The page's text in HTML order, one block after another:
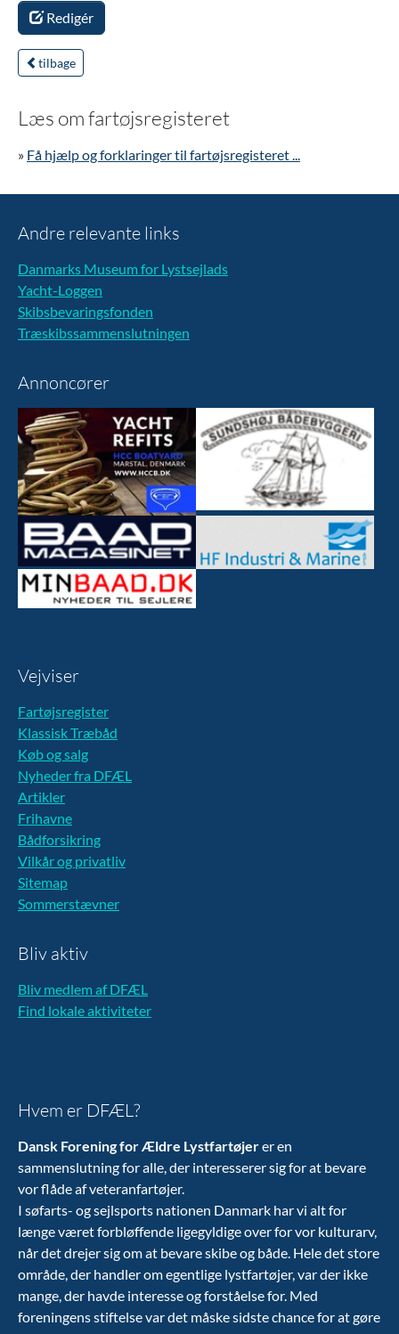
Redigér
tilbage
Læs om fartøjsregisteret
» Få hjælp og forklaringer til fartøjsregisteret ...
Andre relevante links
Danmarks Museum for Lystsejlads
Yacht-Loggen
Skibsbevaringsfonden
Træskibssammenslutningen
Annoncører
Vejviser
Fartøjsregister
Klassisk Træbåd
Køb og salg
Nyheder fra DFÆL
Artikler
Frihavne
Bådforsikring
Vilkår og privatliv
Sitemap
Sommerstævner
Bliv aktiv
Bliv medlem af DFÆL
Find lokale aktiviteter
Hvem er DFÆL?
Dansk Forening for Ældre Lystfartøjerer en
sammenslutning for alle, der interesserer sig for at bevare
vor flåde af veteranfartøjer.
I søfarts- og sejlsports nationen Danmark har vi alt for
længe været forbløffende ligegyldige over for vor kulturarv,
når det drejer sig om at bevare skibe og både. Hele det store
område, der handler om egentlige lystfartøjer, var der ikke
mange, der havde interesse og forståelse for. Med
foreningens stiftelse var det måske sidste chance for at gøre